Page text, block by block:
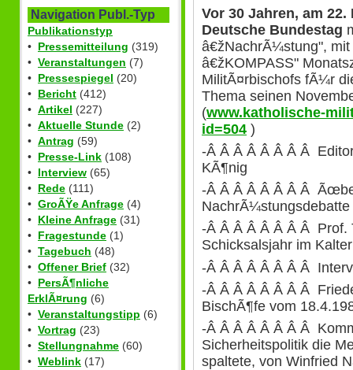
Navigation Publ.-Typ
Publikationstyp
• Pressemitteilung (319)
• Veranstaltungen (7)
• Pressespiegel (20)
• Bericht (412)
• Artikel (227)
• Aktuelle Stunde (2)
• Antrag (59)
• Presse-Link (108)
• Interview (65)
• Rede (111)
• GroÃŸe Anfrage (4)
• Kleine Anfrage (31)
• Fragestunde (1)
• Tagebuch (48)
• Offener Brief (32)
• PersÃ¶nliche
ErklÃ¤rung (6)
• Veranstaltungstipp (6)
• Vortrag (23)
• Stellungnahme (60)
• Weblink (17)
Vor 30 Jahren, am
Deutsche Bundestag
â€žNachrÃ¼stung",
â€žKOMPASS"
MilitÃ¤rbischofs fÃ¼r
Thema seinen
(www.katholische-
id=504 )
-Â Â Â Â Â Â Â Â
KÃ¶nig
-Â Â Â Â Â Â Â Â
NachrÃ¼stungsdebatte
-Â Â Â Â Â Â Â Â Prof.
Schicksalsjahr im
-Â Â Â Â Â Â Â Â
-Â Â Â Â Â Â Â Â
BischÃ¶fe vom
-Â Â Â Â Â Â Â Â
Sicherheitspolitik die
spaltete, von Winfried